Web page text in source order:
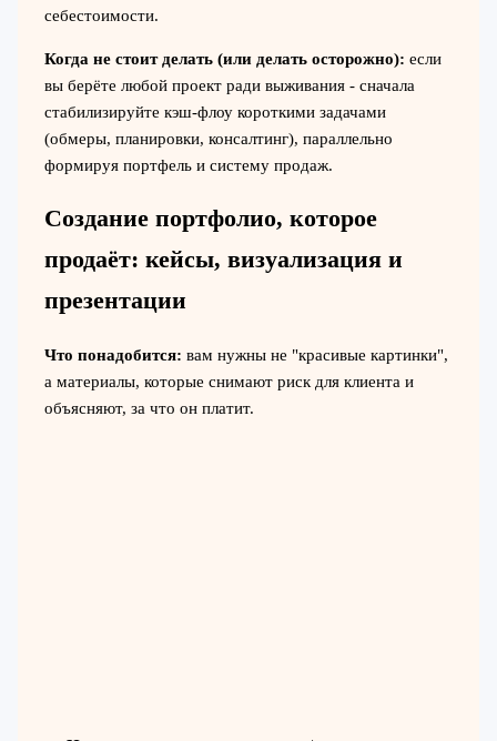
себестоимости.
Когда не стоит делать (или делать осторожно): если
вы берёте любой проект ради выживания - сначала
стабилизируйте кэш-флоу короткими задачами
(обмеры, планировки, консалтинг), параллельно
формируя портфель и систему продаж.
Создание портфолио, которое
продаёт: кейсы, визуализация и
презентации
Что понадобится: вам нужны не "красивые картинки",
а материалы, которые снимают риск для клиента и
объясняют, за что он платит.